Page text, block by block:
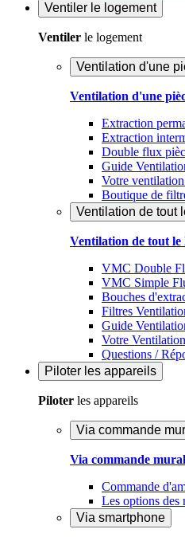
Ventiler le logement
Ventiler le logement
Ventilation d'une
Ventilation d'une
Extraction
Extraction
Double flux
Guide
Votre
Boutique de
Ventilation de tout
Ventilation de tout le
VMC Double
VMC Simple
Bouches
Filtres
Guide
Votre
Questions /
Piloter les appareils
Piloter les appareils
Via commande
Via commande
Commande
Les options des
Via smartphone